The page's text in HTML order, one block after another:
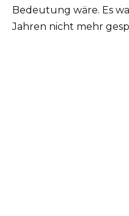
Bedeutung wäre. Es
Jahren nicht mehr